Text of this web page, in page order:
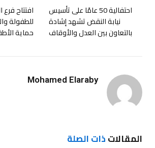
احتفالية 50 عامًا على تأسيس
نيابة النقض تشهد إشادة
بالتعاون بين العدل والأوقاف
افتتاح
للطفولة
حماية
Mohamed Elaraby
المقالاتذات الصلة